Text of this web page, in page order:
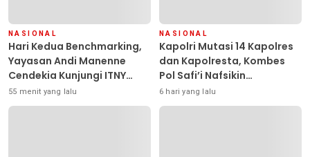
NASIONAL
Hari Kedua Benchmarking,
Yayasan Andi Manenne
Cendekia Kunjungi ITNY
Yogyakarta
55 menit yang lalu
NASIONAL
Kapolri Mutasi 14 Kapolres
dan Kapolresta, Kombes
Pol Safi’i Nafsikin
Mengemban Amanah
Pimpin Polresta Kendari
6 hari yang lalu